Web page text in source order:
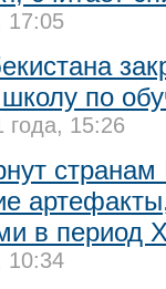
17:05
по
15:26
странам
в период
10:34